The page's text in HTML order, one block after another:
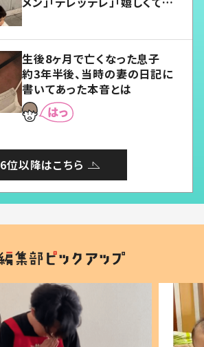
生後8ヶ月で亡くなった息子
約3年半後、当時の妻の日記に
書いてあった本音とは
6位以降はこちら